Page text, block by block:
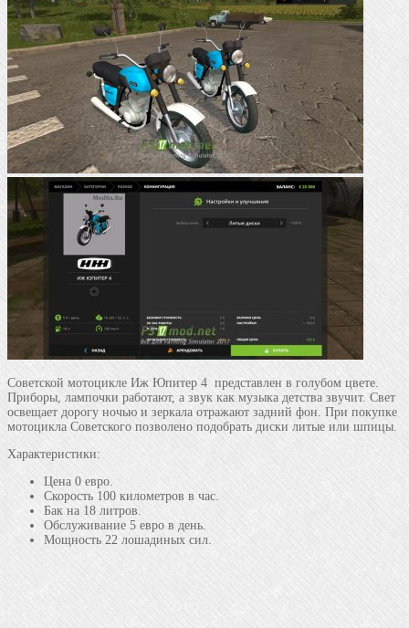
Советской мотоцикле Иж Юпитер 4 представлен в голубом цвете.
Приборы, лампочки работают, а звук как музыка детства звучит. Свет
освещает дорогу ночью и зеркала отражают задний фон. При покупке
мотоцикла Советского позволено подобрать диски литые или шпицы.
Характеристики:
Цена 0 евро.
Скорость 100 километров в час.
Бак на 18 литров.
Обслуживание 5 евро в день.
Мощность 22 лошадиных сил.